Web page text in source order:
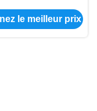
doit être
d'un système
le meilleur prix